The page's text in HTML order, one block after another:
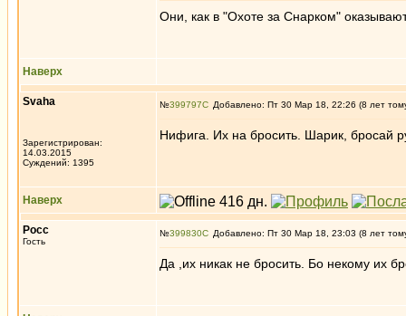
Они, как в "Охоте за Снарком"
Наверх
Svaha
Зарегистрирован:
14.03.2015
Суждений: 1395
№399797 Добавлено: Пт 30 Мар 18, 22:26 (8 лет
Нифига. Их на бросить. Шарик, бросай
Наверх
Росс
Гость
№399830 Добавлено: Пт 30 Мар 18, 23:03 (8 лет
Да ,их никак не бросить. Бо некому их